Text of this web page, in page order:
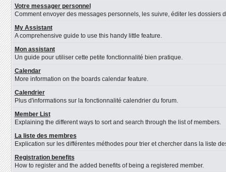
Votre messager personnel
Comment envoyer des messages personnels, les suivre, éditer les dossiers
My Assistant
A comprehensive guide to use this handy little feature.
Mon assistant
Un guide pour utiliser cette petite fonctionnalité bien pratique.
Calendar
More information on the boards calendar feature.
Calendrier
Plus d'informations sur la fonctionnalité calendrier du forum.
Member List
Explaining the different ways to sort and search through the list of members.
La liste des membres
Explication sur les différentes méthodes pour trier et chercher dans la liste
Registration benefits
How to register and the added benefits of being a registered member.